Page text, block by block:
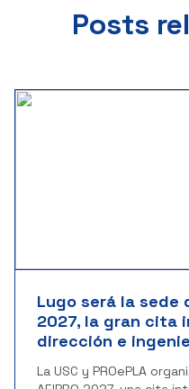
Posts
Lugo será la sede
2027, la gran cita
dirección e
La USC y PROePLA